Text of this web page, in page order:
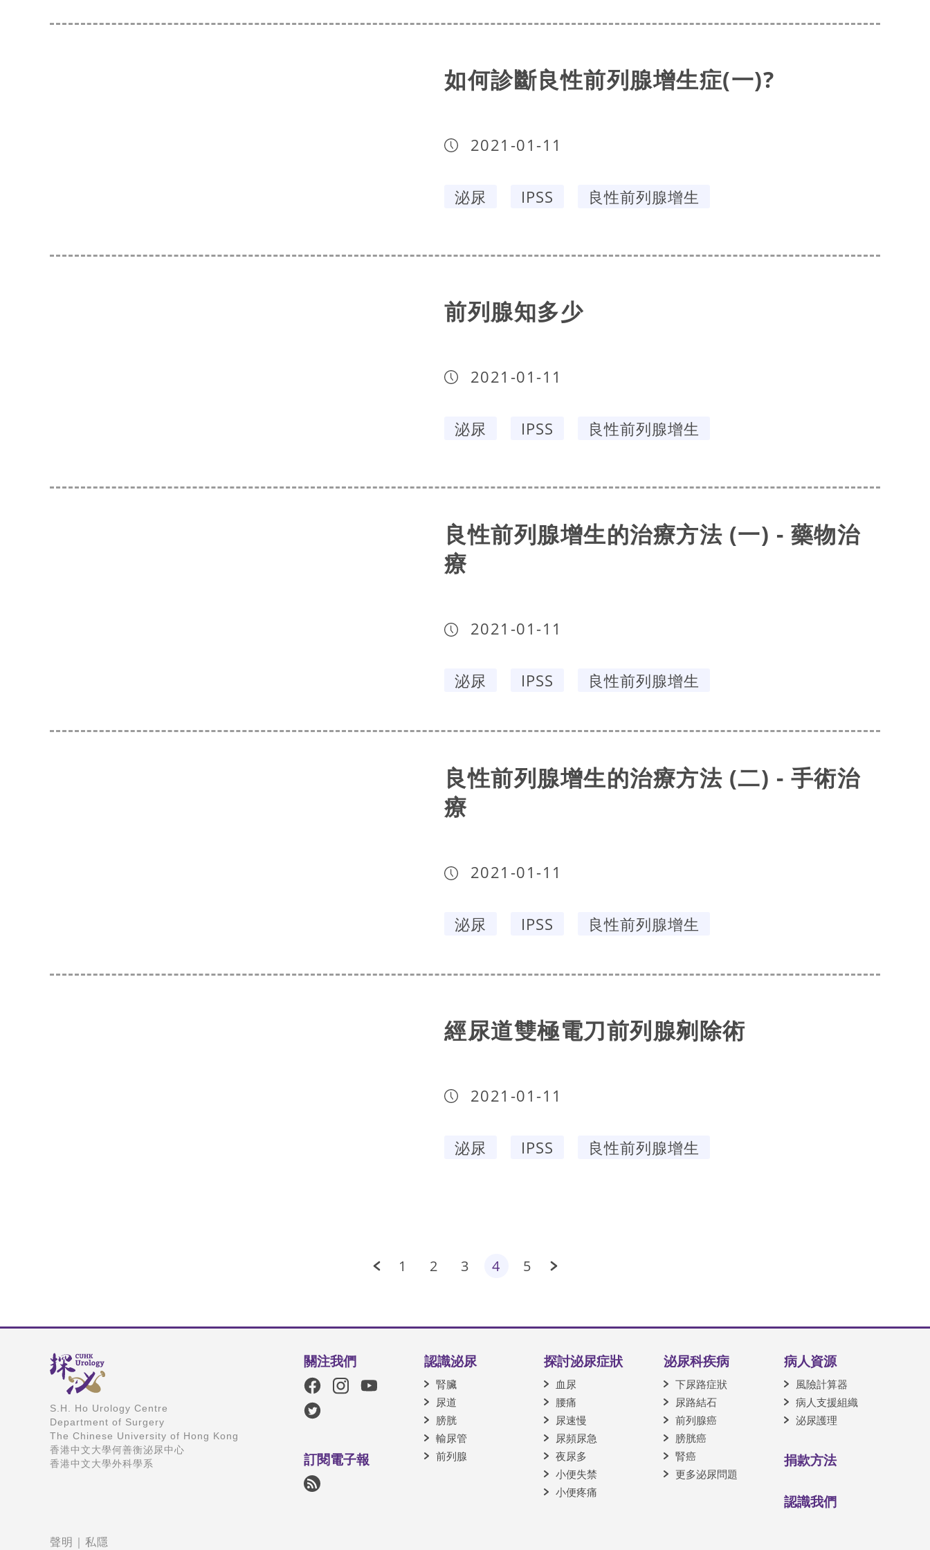
如何診斷良性前列腺增生症(一)?
2021-01-11
泌尿 IPSS 良性前列腺增生
前列腺知多少
2021-01-11
泌尿 IPSS 良性前列腺增生
良性前列腺增生的治療方法 (一) - 藥物治
療
2021-01-11
泌尿 IPSS 良性前列腺增生
良性前列腺增生的治療方法 (二) - 手術治
療
2021-01-11
泌尿 IPSS 良性前列腺增生
經尿道雙極電刀前列腺剜除術
2021-01-11
泌尿 IPSS 良性前列腺增生
1 2 3 4 5
認識泌尿
腎臟
尿道
膀胱
輸尿管
前列腺
探討泌尿症狀
血尿
腰痛
尿速慢
尿頻尿急
夜尿多
小便失禁
小便疼痛
泌尿科疾病
下尿路症狀
尿路結石
前列腺癌
膀胱癌
腎癌
更多泌尿問題
病人資源
風險計算器
病人支援組織
泌尿護理
捐款方法
認識我們
關注我們
訂閱電子報
S.H. Ho Urology Centre
Department of Surgery
The Chinese University of Hong Kong
香港中文大學何善衡泌尿中心
香港中文大學外科學系
聲明 ｜ 私隱